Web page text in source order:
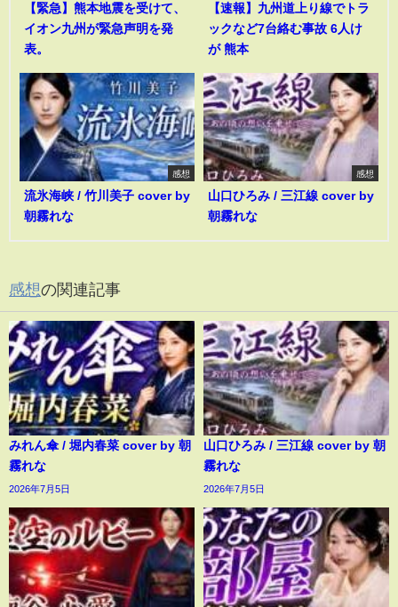
【緊急】熊本地震を受けて、
イオン九州が緊急声明を発
表。
【速報】九州道上り線でトラ
ックなど7台絡む事故 6人け
が 熊本
感想
流氷海峡 / 竹川美子 cover by
朝霧れな
感想
山口ひろみ / 三江線 cover by
朝霧れな
感想の関連記事
みれん傘 / 堀内春菜 cover by 朝
霧れな
2026年7月5日
山口ひろみ / 三江線 cover by 朝
霧れな
2026年7月5日